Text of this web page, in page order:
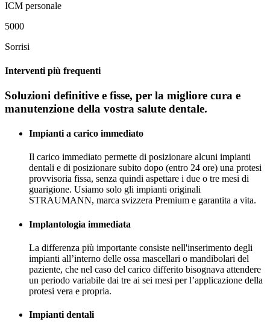
ICM personale
5000
Sorrisi
Interventi più frequenti
Soluzioni definitive e fisse, per la migliore cura e
manutenzione della vostra salute dentale.
Impianti a carico immediato
Il carico immediato permette di posizionare alcuni impianti
dentali e di posizionare subito dopo (entro 24 ore) una protesi
provvisoria fissa, senza quindi aspettare i due o tre mesi di
guarigione. Usiamo solo gli impianti originali
STRAUMANN, marca svizzera Premium e garantita a vita.
Implantologia immediata
La differenza più importante consiste nell'inserimento degli
impianti all’interno delle ossa mascellari o mandibolari del
paziente, che nel caso del carico differito bisognava attendere
un periodo variabile dai tre ai sei mesi per l’applicazione della
protesi vera e propria.
Impianti dentali